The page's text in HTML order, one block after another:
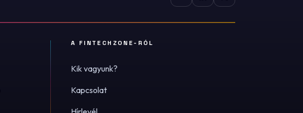
A FINTECHZONE-RÓL
Kik vagyunk?
Kapcsolat